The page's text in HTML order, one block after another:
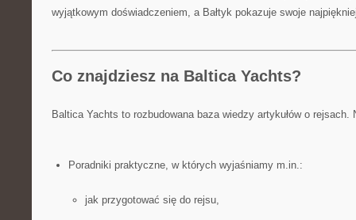
wyjątkowym doświadczeniem, a Bałtyk pokazuje swoje
Co znajdziesz na Baltica Yachts?
Baltica Yachts to rozbudowana baza wiedzy artykułów o rejsach.
Poradniki praktyczne, w których wyjaśniamy m.in.:
jak przygotować się do rejsu,